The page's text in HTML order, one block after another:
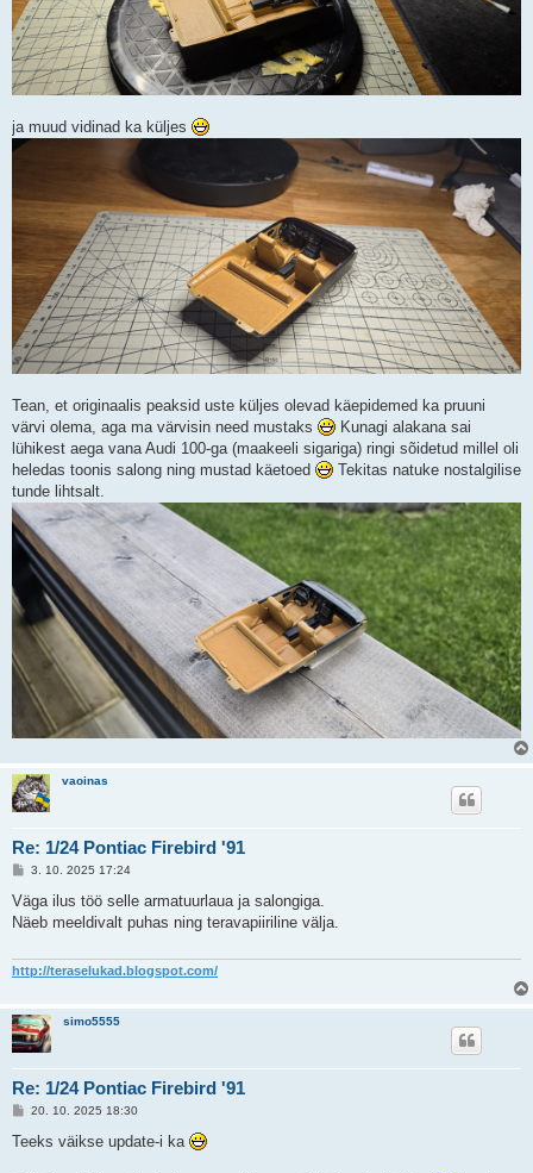
ja muud vidinad ka küljes
Tean, et originaalis peaksid uste küljes olevad käepidemed ka pruuni
värvi olema, aga ma värvisin need mustaks
Kunagi alakana sai
lühikest aega vana Audi 100-ga (maakeeli sigariga) ringi sõidetud millel oli
heledas toonis salong ning mustad käetoed
Tekitas natuke nostalgilise
tunde lihtsalt.
vaoinas
Re: 1/24 Pontiac Firebird '91
P
s
i
s
3. 10. 2025 17:24
Väga ilus töö selle armatuurlaua ja salongiga.
Näeb meeldivalt puhas ning teravapiiriline välja.
http://teraselukad.blogspot.com/
simo5555
Re: 1/24 Pontiac Firebird '91
P
s
20. 10. 2025 18:30
Teeks väikse update-i ka